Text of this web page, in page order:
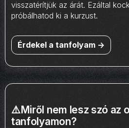
visszatérítjük az árát. Ezáltal
próbálhatod ki a kurzust.
Érdekel a tanfolyam ->
⚠️Miről nem lesz szó az
tanfolyamon?